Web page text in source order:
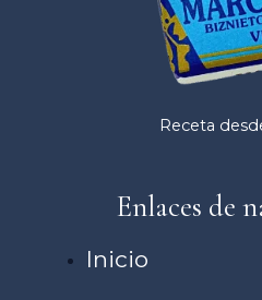
Receta
Enlaces de
Inicio